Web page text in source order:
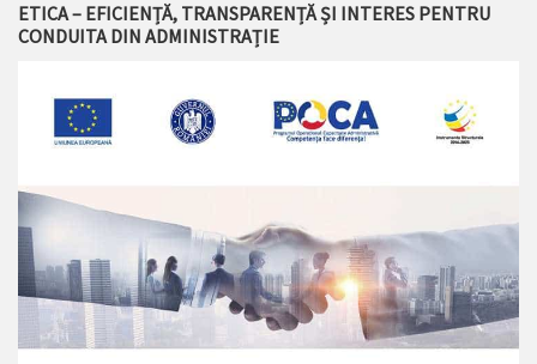
ETICA – EFICIENȚĂ, TRANSPARENȚĂ ȘI INTERES PENTRU
CONDUITA DIN ADMINISTRAȚIE